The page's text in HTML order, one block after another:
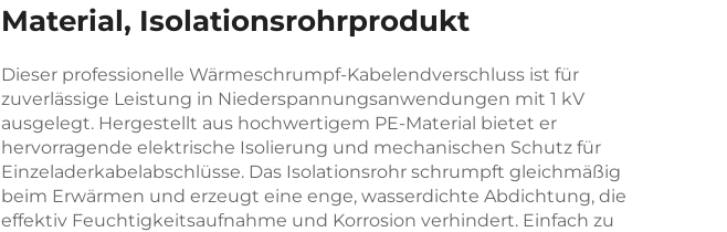
Material, Isolationsrohrprodukt
Dieser professionelle Wärmeschrumpf-Kabelendverschluss ist für
zuverlässige Leistung in Niederspannungsanwendungen mit 1 kV
ausgelegt. Hergestellt aus hochwertigem PE-Material bietet er
hervorragende elektrische Isolierung und mechanischen Schutz für
Einzeladerkabelabschlüsse. Das Isolationsrohr schrumpft gleichmäßig
beim Erwärmen und erzeugt eine enge, wasserdichte Abdichtung, die
effektiv Feuchtigkeitsaufnahme und Korrosion verhindert. Einfach zu